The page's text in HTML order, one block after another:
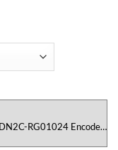
RG01024 Encoder